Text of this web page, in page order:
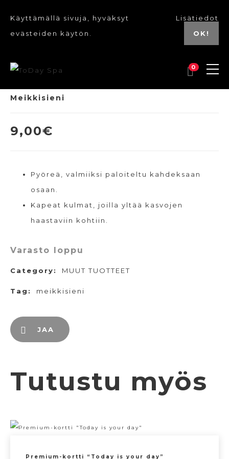
Käyttämällä sivuja, hyväksyt
evästeiden käytön.
Lisätiedot
OK!
0
Meikkisieni
9,00€
Pyöreä, valmiiksi paloiteltu kahdeksaan
osaan.
Kapeat kulmat, joilla yltää kasvojen
haastaviin kohtiin.
Varasto loppu
Category: MUUT TUOTTEET
Tag: meikkisieni
JAA
Tutustu myös
Premium-kortti “Today is your day”